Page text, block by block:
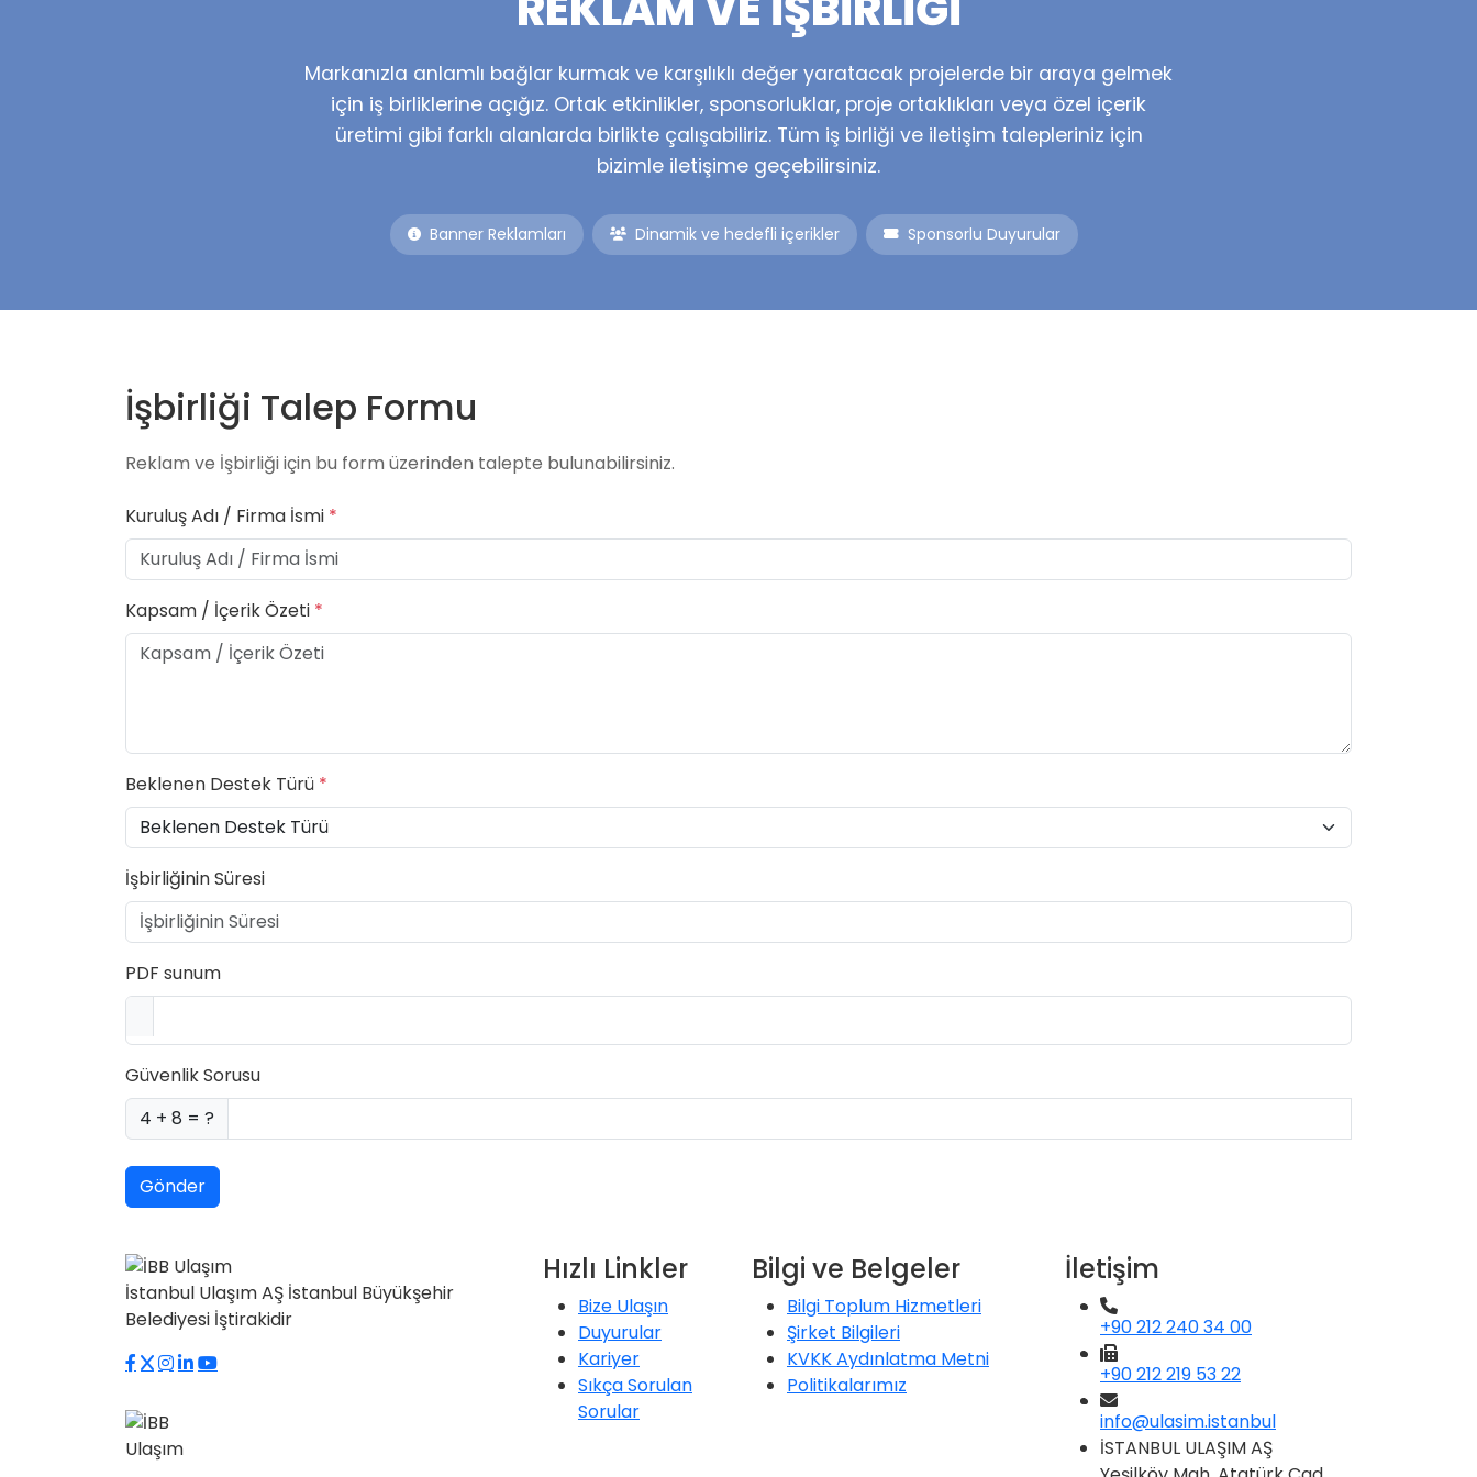
Markanızla anlamlı bağlar kurmak ve karşılıklı değer yaratacak projelerde bir araya gelmek
için iş birliklerine açığız. Ortak etkinlikler, sponsorluklar, proje ortaklıkları veya özel içerik
üretimi gibi farklı alanlarda birlikte çalışabiliriz. Tüm iş birliği ve iletişim talepleriniz için
bizimle iletişime geçebilirsiniz.
Banner Reklamları Dinamik ve hedefli içerikler Sponsorlu Duyurular
İşbirliği Talep Formu
Reklam ve İşbirliği için bu form üzerinden talepte bulunabilirsiniz.
Kuruluş Adı / Firma İsmi *
Kapsam / İçerik Özeti *
Beklenen Destek Türü *
İşbirliğinin Süresi
PDF sunum
Güvenlik Sorusu
4 + 8 = ?
Gönder
İstanbul Ulaşım AŞ İstanbul Büyükşehir
Belediyesi İştirakidir
Hızlı Linkler
Bize Ulaşın
Duyurular
Kariyer
Sıkça Sorulan
Sorular
Bilgi ve Belgeler
Bilgi Toplum Hizmetleri
Şirket Bilgileri
KVKK Aydınlatma Metni
Politikalarımız
İletişim
+90 212 240 34 00
+90 212 219 53 22
info@ulasim.istanbul
İSTANBUL ULAŞIM AŞ